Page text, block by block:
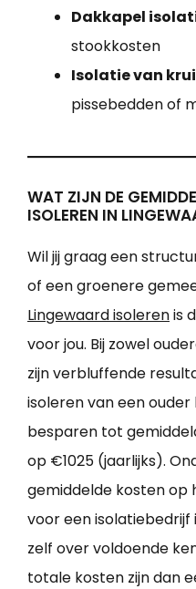
Dakkapel
stookkosten
Isolatie van
pissebedden of
WAT ZIJN DE
ISOLEREN IN
Wil jij graag een
of een groenere
Lingewaard isolerenis
voor jou. Bij zowel
zijn verbluffende
isoleren van een ouder
besparen tot
op €1025 (jaarlijks).
gemiddelde kosten op
voor een isolatiebedrijf
zelf over voldoende
totale kosten zijn dan